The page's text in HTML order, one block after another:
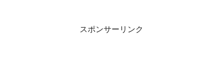
スポンサーリンク